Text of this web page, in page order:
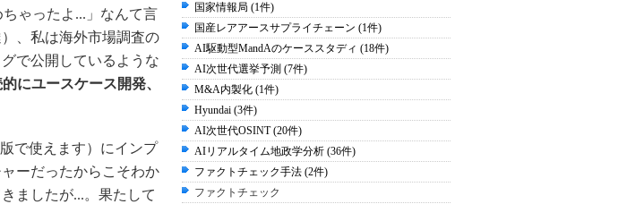
ゃったよ...」なんて言
、私は海外市場調査の
で公開しているような
にユースケース開発、
で使えます）にインプ
ーだったからこそわか
ましたが...。果たして
国家情報局 (1件)
国産レアアースサプライチェーン (1件)
AI駆動型MandAのケーススタディ (18件)
AI次世代選挙予測 (7件)
M&A内製化 (1件)
Hyundai (3件)
AI次世代OSINT (20件)
AIリアルタイム地政学分析 (36件)
ファクトチェック手法 (2件)
ファクトチェック